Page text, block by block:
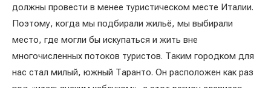
должны провести в менее туристическом месте Италии.
Поэтому, когда мы подбирали жильё, мы выбирали
место, где могли бы искупаться и жить вне
многочисленных потоков туристов. Таким городком для
нас стал милый, южный Таранто. Он расположен как раз